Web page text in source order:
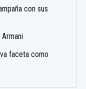
con sus
faceta como